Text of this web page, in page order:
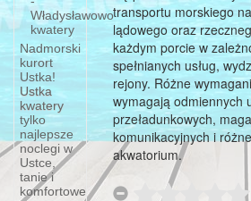
Władysławowo
kwatery
Nadmorski
kurort
Ustka!
Ustka
kwatery
tylko
najlepsze
noclegi w
Ustce,
tanie i
komfortowe
„Kraina
w
kratę"
między
Skansen
w
transportu morskiego
lądowego oraz
każdym porcie w
spełnianych usług,
rejony. Różne
wymagają odmiennych
przeładunkowych,
komunikacyjnych i
akwatorium.